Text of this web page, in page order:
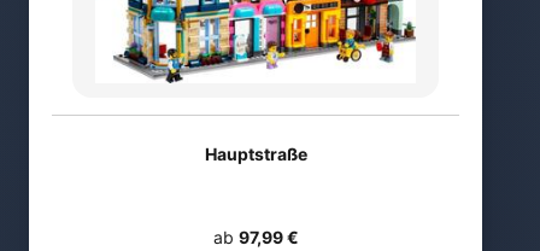
Hauptstraße
ab 97,99 €